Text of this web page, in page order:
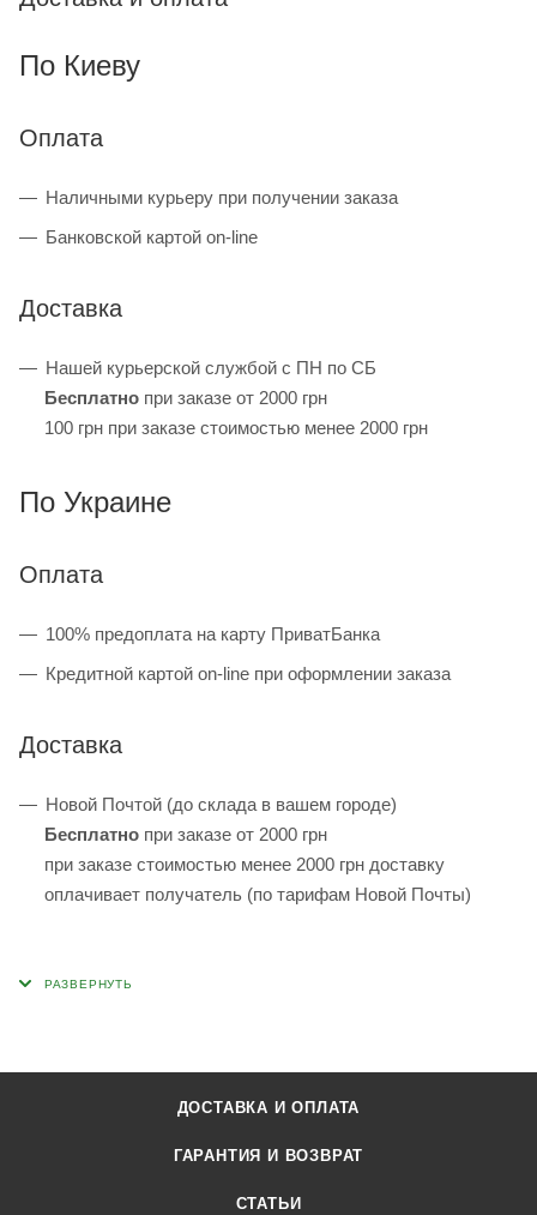
По Киеву
Оплата
Наличными курьеру при получении заказа
Банковской картой on-line
Доставка
Нашей курьерской службой с ПН по СБ
Бесплатно при заказе от 2000 грн
100 грн при заказе стоимостью менее 2000 грн
По Украине
Оплата
100% предоплата на карту ПриватБанка
Кредитной картой on-line при оформлении заказа
Доставка
Новой Почтой (до склада в вашем городе)
Бесплатно при заказе от 2000 грн
при заказе стоимостью менее 2000 грн доставку
оплачивает получатель (по тарифам Новой Почты)
ДОСТАВКА И ОПЛАТА
ГАРАНТИЯ И ВОЗВРАТ
СТАТЬИ